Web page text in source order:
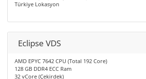
Türkiye Lokasyon
Eclipse VDS
AMD EPYC 7642 CPU (Total 192 Core)
128 GB DDR4 ECC Ram
32 vCore (Çekirdek)